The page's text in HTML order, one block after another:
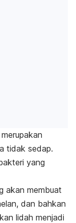
tidak sedap.
yang
akan membuat
dan bahkan
lidah menjadi